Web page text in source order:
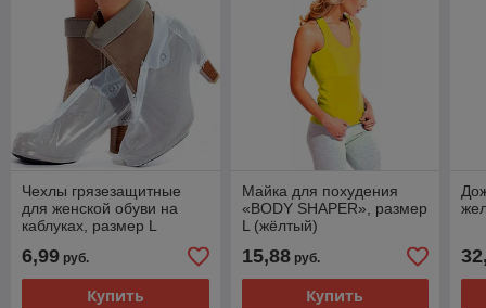
Чехлы грязезащитные
для женской обуви на
каблуках, размер L
6,99 руб.
Купить
Майка для похудения
«BODY SHAPER», размер
L (жёлтый)
15,88руб.
Купить